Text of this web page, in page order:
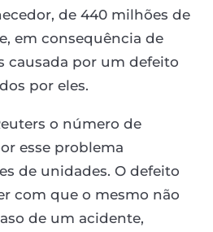
de 440 milhões de
em consequência de
causada por um defeito
por eles.
o número de
esse problema
de unidades. O defeito
com que o mesmo não
de um acidente,